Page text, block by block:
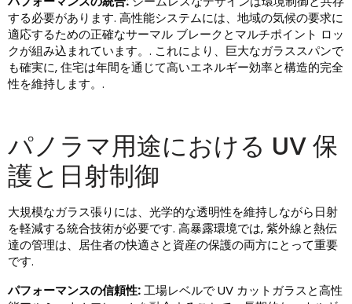
する必要があります. 高性能システムには、地域の気候の要求に
適応するための正確なサーマル ブレークとマルチポイント ロッ
クが組み込まれています。. これにより、巨大なガラススパンで
も確実に, 住宅は年間を通じて高いエネルギー効率と構造的完全
性を維持します。.
パノラマ用途における UV 保
護と日射制御
大規模なガラス張りには、光学的な透明性を維持しながら日射
を軽減する統合技術が必要です. 高暴露環境では, 紫外線と熱伝
達の管理は、居住者の快適さと資産の保護の両方にとって重要
です.
パフォーマンスの信頼性:工場レベルで UV カットガラスと高性